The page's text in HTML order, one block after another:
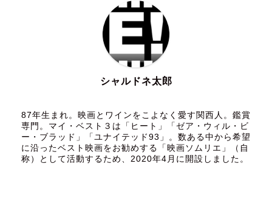
シャルドネ太郎
87年生まれ。映画とワインをこよなく愛す関西人。鑑賞
専門。マイ・ベスト３は「ヒート」「ゼア・ウィル・ビ
ー・ブラッド」「ユナイテッド93」。数ある中から希望
に沿ったベスト映画をお勧めする「映画ソムリエ」（自
称）として活動するため、2020年4月に開設しました。